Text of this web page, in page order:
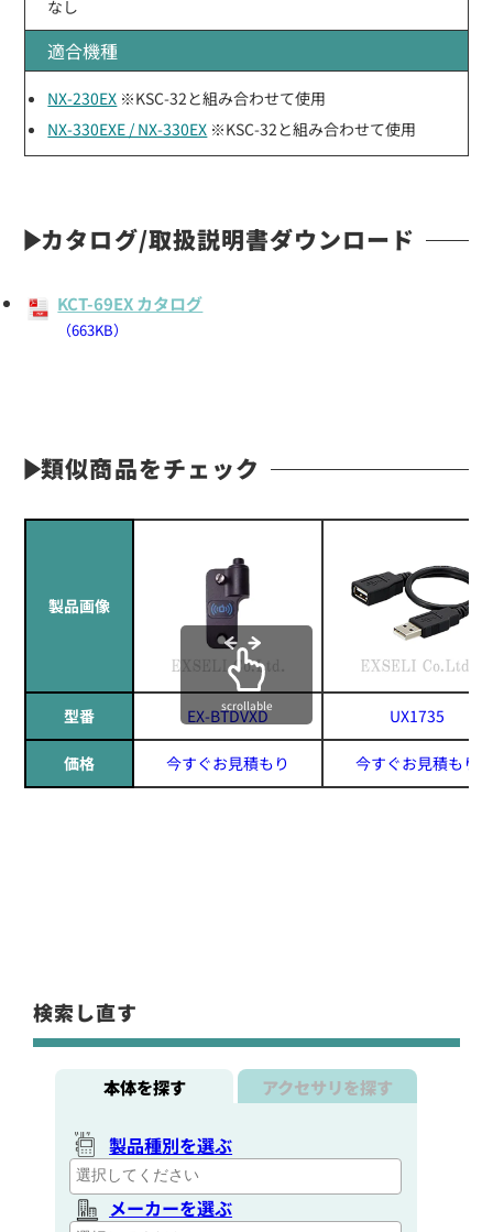
なし
適合機種
NX-230EX ※KSC-32と組み合わせて使用
NX-330EXE / NX-330EX ※KSC-32と組み合わせて使用
カタログ/取扱説明書ダウンロード
KCT-69EX カタログ
（663KB）
類似商品をチェック
製品画像
型番 EX-BTDVXD UX1735
価格 今すぐお見積もり 今すぐお見積もり
scrollable
検索し直す
本体を探す アクセサリを探す
製品種別を選ぶ
メーカーを選ぶ